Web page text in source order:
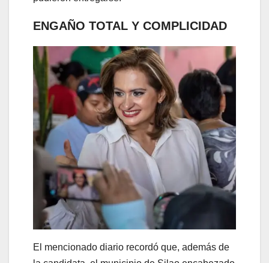
ENGAÑO TOTAL Y COMPLICIDAD
El mencionado diario recordó que, además de